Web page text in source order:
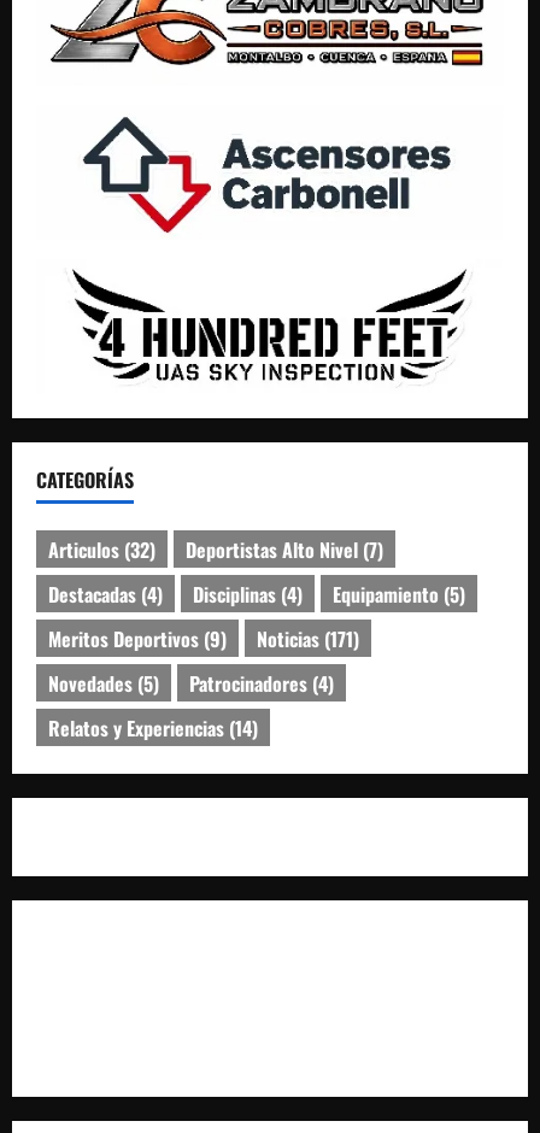
CATEGORÍAS
Articulos (32) Deportistas Alto Nivel (7)
Destacadas (4) Disciplinas (4) Equipamiento (5)
Meritos Deportivos (9) Noticias (171)
Novedades (5) Patrocinadores (4)
Relatos y Experiencias (14)